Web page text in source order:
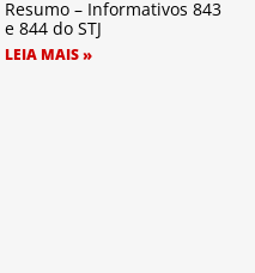
Resumo – Informativos 843
e 844 do STJ
LEIA MAIS »